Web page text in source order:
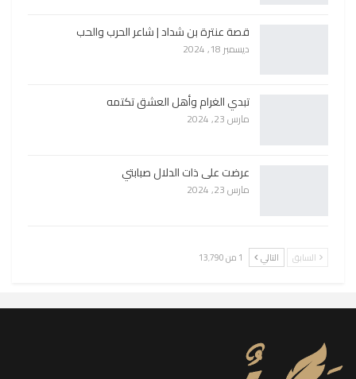
قصة عنترة بن شداد | شاعر الحرب والحب
ديسمبر 18, 2024
تبدي الغرام وأهل العشق تكتمه
مارس 23, 2024
عرضت على ذات الدلال صبابتي
مارس 23, 2024
السابق التالي 1 من 13٬790